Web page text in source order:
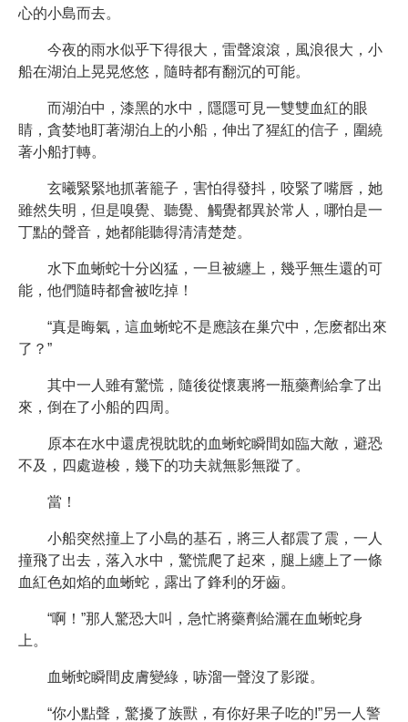
心的小島而去。
今夜的雨水似乎下得很大，雷聲滾滾，風浪很大，小
船在湖泊上晃晃悠悠，隨時都有翻沉的可能。
而湖泊中，漆黑的水中，隱隱可見一雙雙血紅的眼
睛，貪婪地盯著湖泊上的小船，伸出了猩紅的信子，圍繞
著小船打轉。
玄曦緊緊地抓著籠子，害怕得發抖，咬緊了嘴唇，她
雖然失明，但是嗅覺、聽覺、觸覺都異於常人，哪怕是一
丁點的聲音，她都能聽得清清楚楚。
水下血蜥蛇十分凶猛，一旦被纏上，幾乎無生還的可
能，他們隨時都會被吃掉！
“真是晦氣，這血蜥蛇不是應該在巢穴中，怎麽都出來
了？”
其中一人雖有驚慌，隨後從懷裏將一瓶藥劑給拿了出
來，倒在了小船的四周。
原本在水中還虎視眈眈的血蜥蛇瞬間如臨大敵，避恐
不及，四處遊梭，幾下的功夫就無影無蹤了。
當！
小船突然撞上了小島的基石，將三人都震了震，一人
撞飛了出去，落入水中，驚慌爬了起來，腿上纏上了一條
血紅色如焰的血蜥蛇，露出了鋒利的牙齒。
“啊！”那人驚恐大叫，急忙將藥劑給灑在血蜥蛇身
上。
血蜥蛇瞬間皮膚變綠，哧溜一聲沒了影蹤。
“你小點聲，驚擾了族獸，有你好果子吃的!”另一人警